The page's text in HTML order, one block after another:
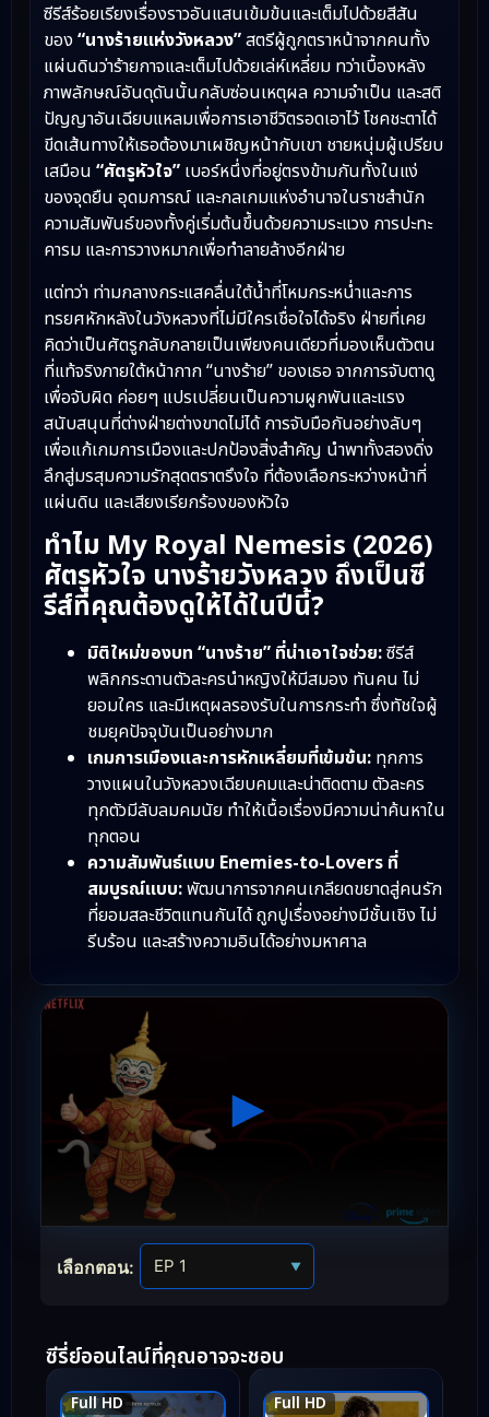
ซีรีส์ร้อยเรียงเรื่องราวอันแสนเข้มข้นและเต็มไปด้วยสีสัน
ของ“นางร้ายแห่งวังหลวง”สตรีผู้ถูกตราหน้าจากคนทั้ง
แผ่นดินว่าร้ายกาจและเต็มไปด้วยเล่ห์เหลี่ยม ทว่าเบื้องหลัง
ภาพลักษณ์อันดุดันนั้นกลับซ่อนเหตุผล ความจำเป็น และสติ
ปัญญาอันเฉียบแหลมเพื่อการเอาชีวิตรอดเอาไว้ โชคชะตาได้
ขีดเส้นทางให้เธอต้องมาเผชิญหน้ากับเขา ชายหนุ่มผู้เปรียบ
เสมือน “ศัตรูหัวใจ” เบอร์หนึ่งที่อยู่ตรงข้ามกันทั้งในแง่
ของจุดยืน อุดมการณ์ และกลเกมแห่งอำนาจในราชสำนัก
ความสัมพันธ์ของทั้งคู่เริ่มต้นขึ้นด้วยความระแวง การปะทะ
คารม และการวางหมากเพื่อทำลายล้างอีกฝ่าย
แต่ทว่า ท่ามกลางกระแสคลื่นใต้น้ำที่โหมกระหน่ำและการ
ทรยศหักหลังในวังหลวงที่ไม่มีใครเชื่อใจได้จริง ฝ่ายที่เคย
คิดว่าเป็นศัตรูกลับกลายเป็นเพียงคนเดียวที่มองเห็นตัวตน
ที่แท้จริงภายใต้หน้ากาก “นางร้าย” ของเธอ จากการจับตาดู
เพื่อจับผิด ค่อยๆ แปรเปลี่ยนเป็นความผูกพันและแรง
สนับสนุนที่ต่างฝ่ายต่างขาดไม่ได้ การจับมือกันอย่างลับๆ
เพื่อแก้เกมการเมืองและปกป้องสิ่งสำคัญ นำพาทั้งสองดิ่ง
ลึกสู่มรสุมความรักสุดตราตรึงใจ ที่ต้องเลือกระหว่างหน้าที่
แผ่นดิน และเสียงเรียกร้องของหัวใจ
ทำไม My Royal Nemesis (2026)
ศัตรูหัวใจ นางร้ายวังหลวง ถึงเป็นซี
รีส์ที่คุณต้องดูให้ได้ในปีนี้?
มิติใหม่ของบท “นางร้าย” ที่น่าเอาใจช่วย:ซีรีส์
พลิกกระดานตัวละครนำหญิงให้มีสมอง ทันคน ไม่
ยอมใคร และมีเหตุผลรองรับในการกระทำ ซึ่งทัชใจผู้
ชมยุคปัจจุบันเป็นอย่างมาก
เกมการเมืองและการหักเหลี่ยมที่เข้มข้น: ทุกการ
วางแผนในวังหลวงเฉียบคมและน่าติดตาม ตัวละคร
ทุกตัวมีลับลมคมนัย ทำให้เนื้อเรื่องมีความน่าค้นหาใน
ทุกตอน
ความสัมพันธ์แบบ Enemies-to-Lovers ที่
สมบูรณ์แบบ:พัฒนาการจากคนเกลียดขยาดสู่คนรัก
ที่ยอมสละชีวิตแทนกันได้ ถูกปูเรื่องอย่างมีชั้นเชิง ไม่
รีบร้อน และสร้างความอินได้อย่างมหาศาล
เลือกตอน: ▼
ซีรี่ย์ออนไลน์ที่คุณอาจจะชอบ
Full HD
7.7 Full HD
7